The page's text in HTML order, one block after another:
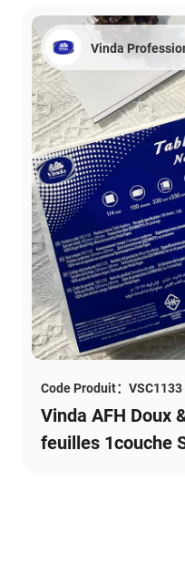
Vinda
Code Produit：VSC1133
Vinda AFH Doux
feuilles 1couche